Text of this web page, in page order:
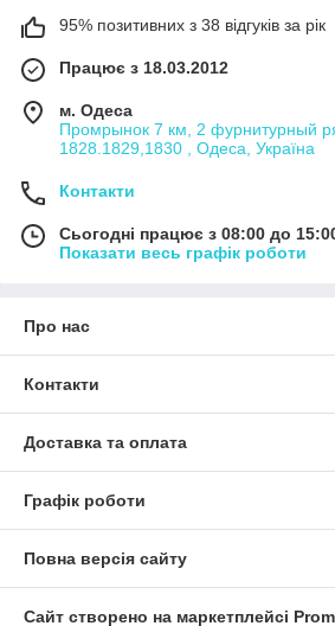
95% позитивних з 38 відгуків за рік
Працює з 18.03.2012
м. Одеса
Промрынок 7 км, 2 фурнитурный
1828.1829,1830 , Одеса, Україна
Контакти
Сьогодні працює з 08:00 до
Показати весь графік роботи
Про нас
Контакти
Доставка та оплата
Графік роботи
Повна версія сайту
Сайт створено на маркетплейсі